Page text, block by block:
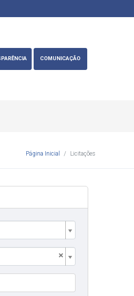
COMUNICAÇÃO
Página Inicial Licitações
×